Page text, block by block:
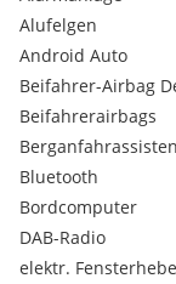
Service...
- Pickerl neu
- Service neu
Alle Angaben
Irrtümer
Außenausstattung:
Umfang)
Alufelgen
Android Auto
Beifahrer-Airbag
Beifahrerairbags
Bluetooth
Bordcomputer
DAB-Radio
elektr.